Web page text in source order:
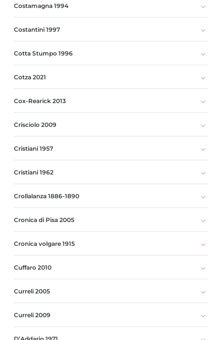
Costamagna 1994
Costantini 1997
Cotta Stumpo 1996
Cotza 2021
Cox-Rearick 2013
Crisciolo 2009
Cristiani 1957
Cristiani 1962
Crollalanza 1886-1890
Cronica di Pisa 2005
Cronica volgare 1915
Cuffaro 2010
Curreli 2005
Curreli 2009